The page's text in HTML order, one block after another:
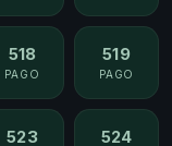
518
PAGO
519
PAGO
523 524